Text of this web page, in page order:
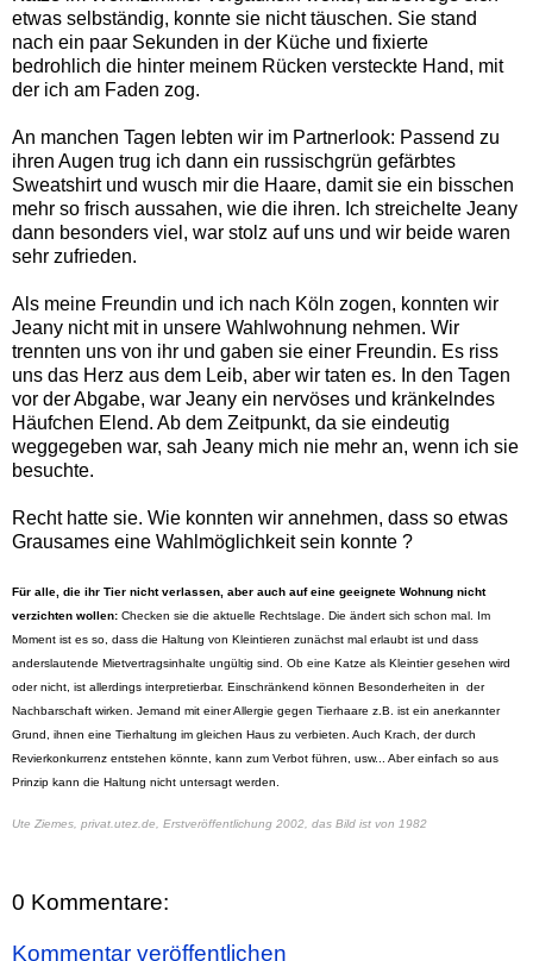
etwas selbständig, konnte sie nicht täuschen. Sie stand
nach ein paar Sekunden in der Küche und fixierte
bedrohlich die hinter meinem Rücken versteckte Hand, mit
der ich am Faden zog.
An manchen Tagen lebten wir im Partnerlook: Passend zu
ihren Augen trug ich dann ein russischgrün gefärbtes
Sweatshirt und wusch mir die Haare, damit sie ein bisschen
mehr so frisch aussahen, wie die ihren. Ich streichelte Jeany
dann besonders viel, war stolz auf uns und wir beide waren
sehr zufrieden.
Als meine Freundin und ich nach Köln zogen, konnten wir
Jeany nicht mit in unsere Wahlwohnung nehmen. Wir
trennten uns von ihr und gaben sie einer Freundin. Es riss
uns das Herz aus dem Leib, aber wir taten es. In den Tagen
vor der Abgabe, war Jeany ein nervöses und kränkelndes
Häufchen Elend. Ab dem Zeitpunkt, da sie eindeutig
weggegeben war, sah Jeany mich nie mehr an, wenn ich sie
besuchte.
Recht hatte sie. Wie konnten wir annehmen, dass so etwas
Grausames eine Wahlmöglichkeit sein konnte ?
Für alle, die ihr Tier nicht verlassen, aber auch auf eine geeignete Wohnung nicht
verzichten wollen: Checken sie die aktuelle Rechtslage. Die ändert sich schon mal. Im
Moment ist es so, dass die Haltung von Kleintieren zunächst mal erlaubt ist und dass
anderslautende Mietvertragsinhalte ungültig sind. Ob eine Katze als Kleintier gesehen wird
oder nicht, ist allerdings interpretierbar. Einschränkend können Besonderheiten in der
Nachbarschaft wirken. Jemand mit einer Allergie gegen Tierhaare z.B. ist ein anerkannter
Grund, ihnen eine Tierhaltung im gleichen Haus zu verbieten. Auch Krach, der durch
Revierkonkurrenz entstehen könnte, kann zum Verbot führen, usw... Aber einfach so aus
Prinzip kann die Haltung nicht untersagt werden.
Ute Ziemes, privat.utez.de, Erstveröffentlichung 2002, das Bild ist von 1982
0 Kommentare:
Kommentar veröffentlichen